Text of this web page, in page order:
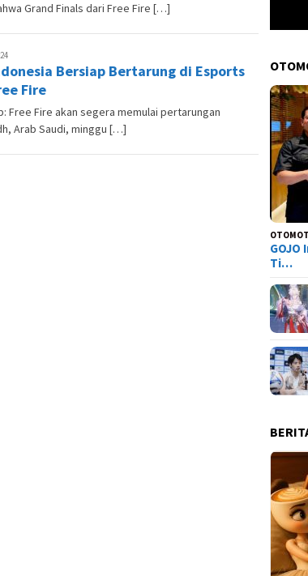
Grand Finals dari Free Fire […]
Bersiap Bertarung di Esports
Fire
Free Fire akan segera memulai pertarungan
Arab Saudi, minggu […]
GOJO
Ti…